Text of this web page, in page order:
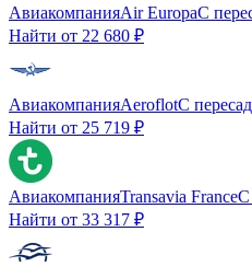
АвиакомпанияAir EuropaС
Найти от 22 680 ₽
АвиакомпанияAeroflotС
Найти от 25 719 ₽
АвиакомпанияTransavia FranceС
Найти от 33 317 ₽